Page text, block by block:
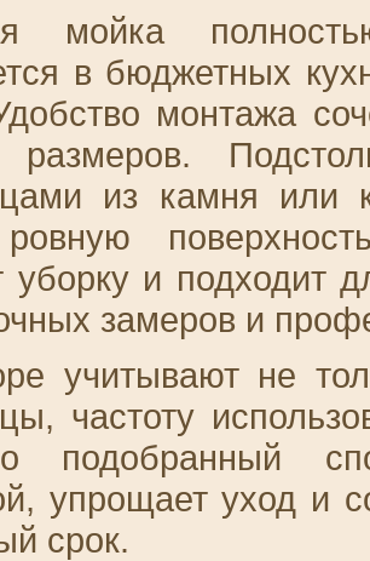
мойка
в бюджетных
монтажа
из камня или
уборку и подходит
замеров и
учитывают не
частоту
подобранный
упрощает уход и
срок.